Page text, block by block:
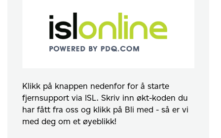
Klikk på knappen nedenfor for å starte
fjernsupport via ISL. Skriv inn økt-koden du
har fått fra oss og klikk på Bli med - så er vi
med deg om et øyeblikk!